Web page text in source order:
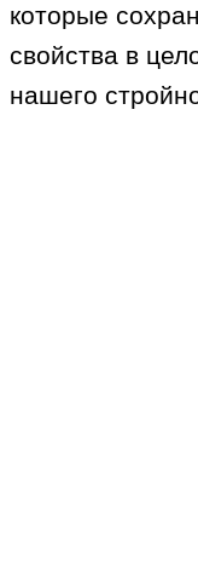
которые
свойства в
нашего